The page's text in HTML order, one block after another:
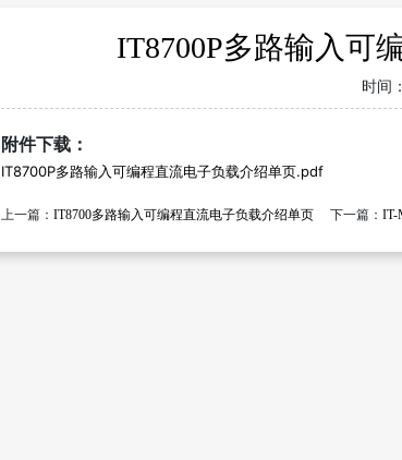
IT8700P多路输入可
时间：
附件下载：
IT8700P多路输入可编程直流电子负载介绍单页.pdf
上一篇： IT8700多路输入可编程直流电子负载介绍单页 下一篇： IT-